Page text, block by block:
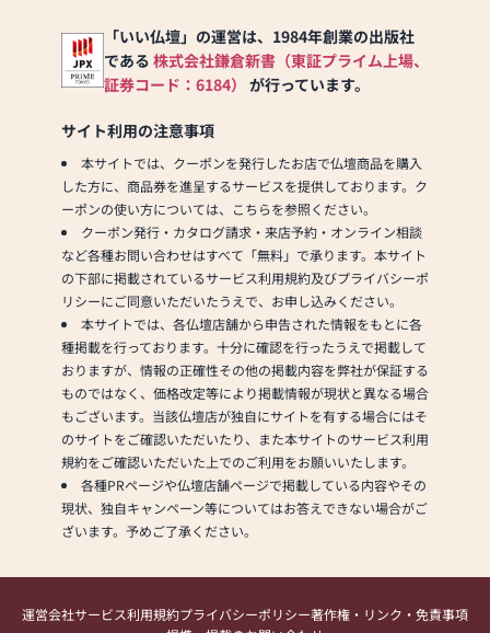
「いい仏壇」の運営は、1984年創業の出版社
である 株式会社鎌倉新書（東証プライム上場、
証券コード：6184） が行っています。
サイト利用の注意事項
本サイトでは、クーポンを発行したお店で仏壇商品を購入
した方に、商品券を進呈するサービスを提供しております。ク
ーポンの使い方については、こちらを参照ください。
クーポン発行・カタログ請求・来店予約・オンライン相談
など各種お問い合わせはすべて「無料」で承ります。本サイト
の下部に掲載されているサービス利用規約及びプライバシーポ
リシーにご同意いただいたうえで、お申し込みください。
本サイトでは、各仏壇店舗から申告された情報をもとに各
種掲載を行っております。十分に確認を行ったうえで掲載して
おりますが、情報の正確性その他の掲載内容を弊社が保証する
ものではなく、価格改定等により掲載情報が現状と異なる場合
もございます。当該仏壇店が独自にサイトを有する場合にはそ
のサイトをご確認いただいたり、また本サイトのサービス利用
規約をご確認いただいた上でのご利用をお願いいたします。
各種PRページや仏壇店舗ページで掲載している内容やその
現状、独自キャンペーン等についてはお答えできない場合がご
ざいます。予めご了承ください。
運営会社サービス利用規約プライバシーポリシー著作権・リンク・免責事項